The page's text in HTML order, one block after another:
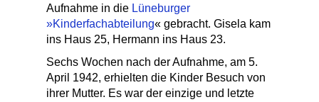
Aufnahme in die Lüneburger
»Kinderfachabteilung« gebracht. Gisela kam
ins Haus 25, Hermann ins Haus 23.
Sechs Wochen nach der Aufnahme, am 5.
April 1942, erhielten die Kinder Besuch von
ihrer Mutter. Es war der einzige und letzte